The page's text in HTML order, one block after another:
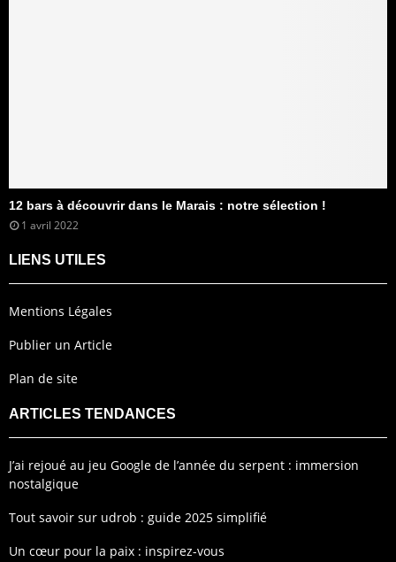
12 bars à découvrir dans le Marais : notre sélection !
1 avril 2022
LIENS UTILES
Mentions Légales
Publier un Article
Plan de site
ARTICLES TENDANCES
J’ai rejoué au jeu Google de l’année du serpent : immersion
nostalgique
Tout savoir sur udrob : guide 2025 simplifié
Un cœur pour la paix : inspirez-vous